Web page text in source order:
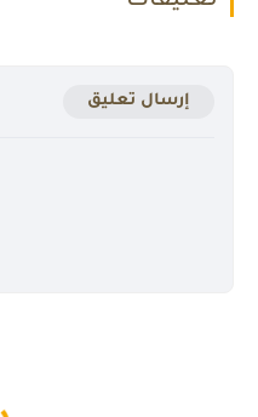
إرسال تعليق